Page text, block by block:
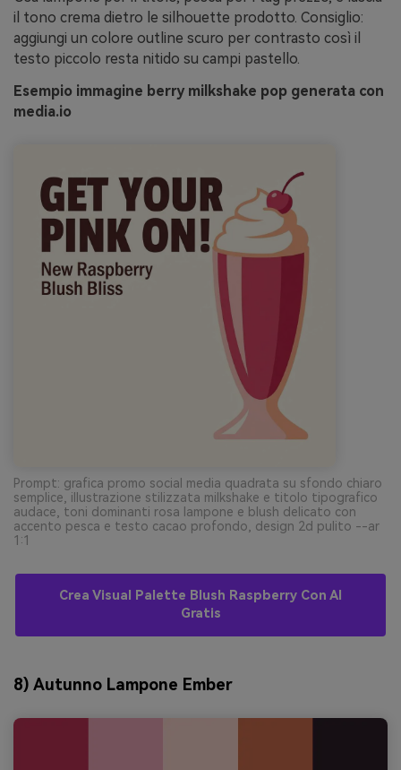
il tono crema dietro le silhouette prodotto. Consiglio:
aggiungi un colore outline scuro per contrasto così il
testo piccolo resta nitido su campi pastello.
Esempio immagine berry milkshake pop generata con
media.io
Prompt: grafica promo social media quadrata su sfondo chiaro
semplice, illustrazione stilizzata milkshake e titolo tipografico
audace, toni dominanti rosa lampone e blush delicato con
accento pesca e testo cacao profondo, design 2d pulito --ar
1:1
Crea Visual Palette Blush Raspberry Con AI
Gratis
8) Autunno Lampone Ember